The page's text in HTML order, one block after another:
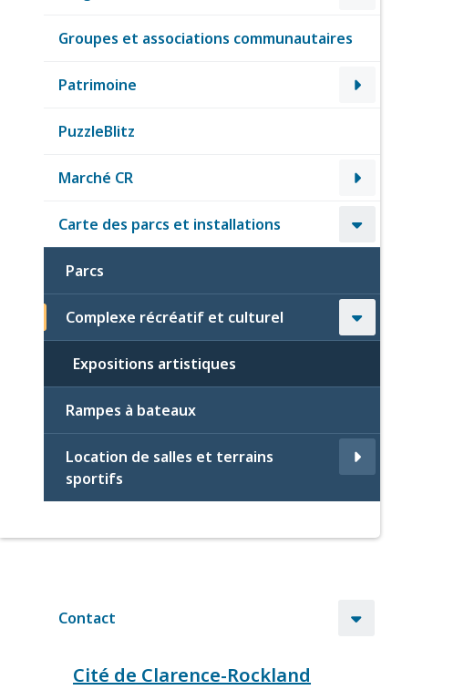
Groupes et associations communautaires
Patrimoine
PuzzleBlitz
Marché CR
Carte des parcs et installations
Parcs
Complexe récréatif et culturel
Expositions artistiques
Rampes à bateaux
Location de salles et terrains
sportifs
Contact
Cité de Clarence-Rockland